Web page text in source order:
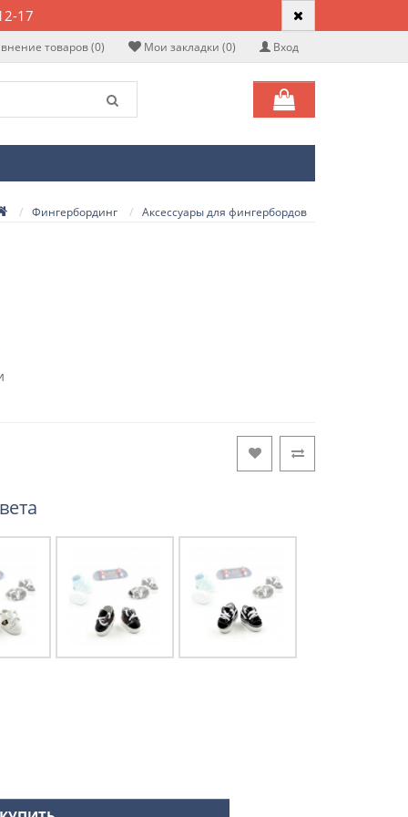
17
Вход
Мои закладки (0)
товаров (0)
Фингербординг Аксессуары для фингербордов